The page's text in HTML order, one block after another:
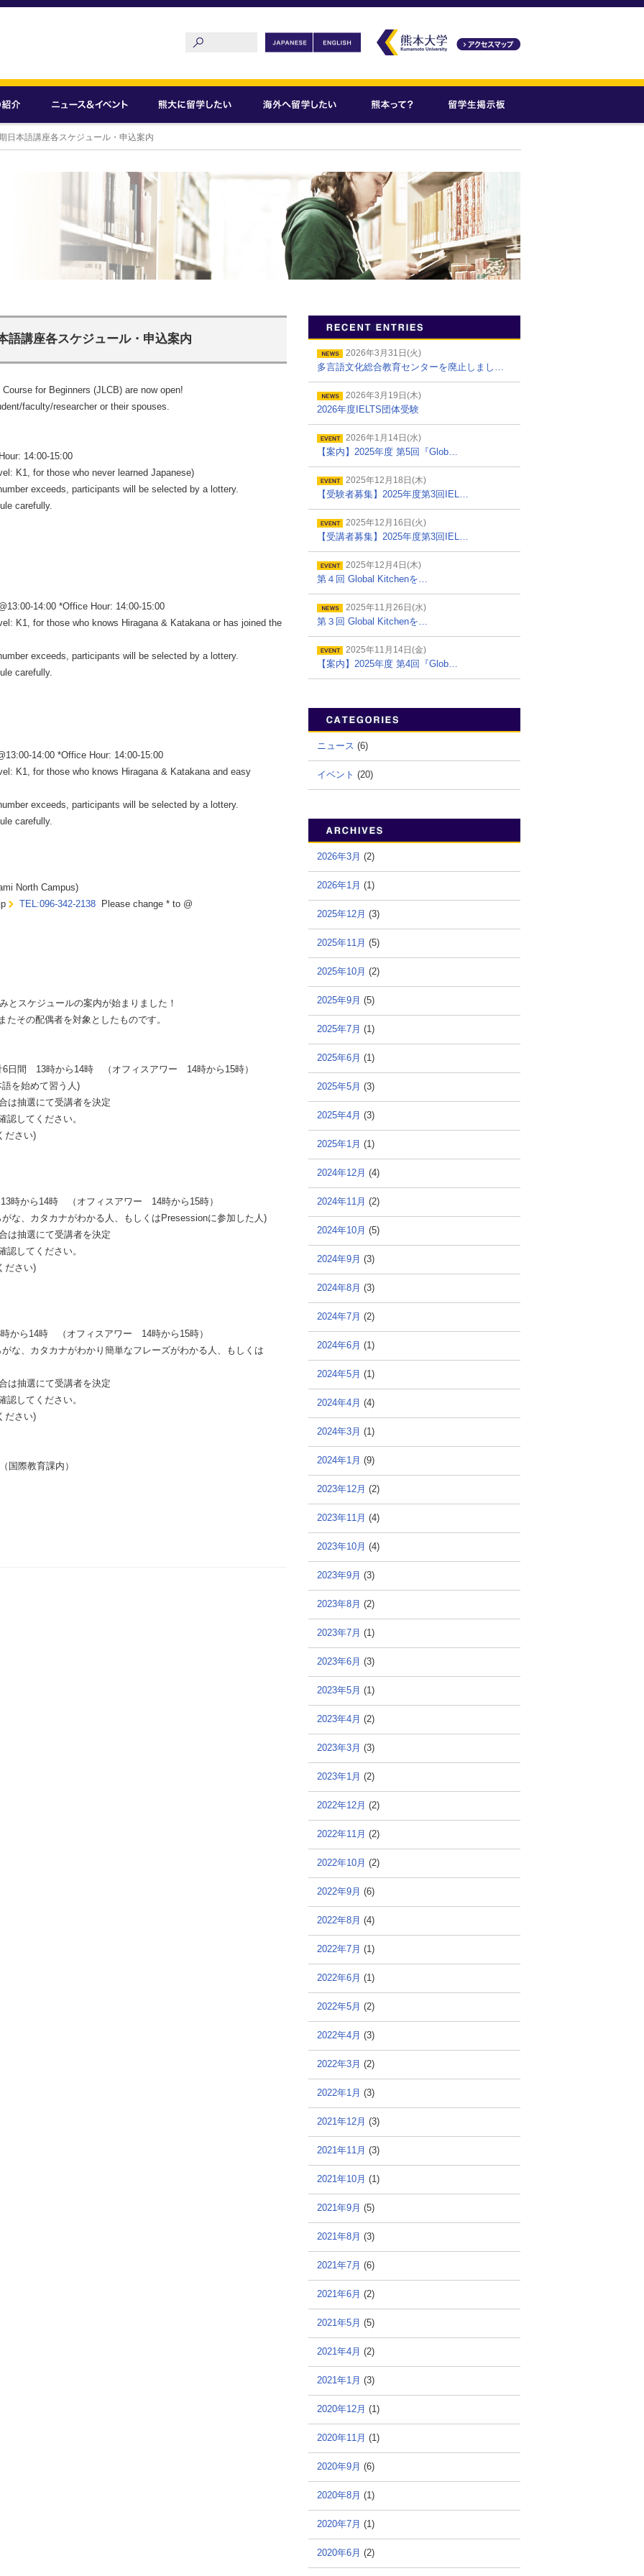
日本語講座各スケジュール・申込案内
語講座各スケジュール・申込案内
for Beginners (JLCB) are now open!
faculty/researcher or their spouses.
14:00-15:00
K1, for those who never learned Japanese)
exceeds, participants will be selected by a lottery.
carefully.
14:00 *Office Hour: 14:00-15:00
K1, for those who knows Hiragana & Katakana or has joined the
exceeds, participants will be selected by a lottery.
carefully.
14:00 *Office Hour: 14:00-15:00
K1, for those who knows Hiragana & Katakana and easy
exceeds, participants will be selected by a lottery.
carefully.
North Campus)
TEL:096-342-2138 Please change * to @
とスケジュールの案内が始まりました！
その配偶者を対象としたものです。
6日間 13時から14時 （オフィスアワー 14時から15時）
を始めて習う人)
抽選にて受講者を決定
してください。
ださい)
時から14時 （オフィスアワー 14時から15時）
な、カタカナがわかる人、もしくはPresessionに参加した人)
抽選にて受講者を決定
してください。
ださい)
から14時 （オフィスアワー 14時から15時）
な、カタカナがわかり簡単なフレーズがわかる人、もしくは
抽選にて受講者を決定
してください。
ださい)
（国際教育課内）
2026年3月31日(火)
多言語文化総合教育センターを廃止しまし…
2026年3月19日(木)
2026年度IELTS団体受験
2026年1月14日(水)
【案内】2025年度 第5回『Glob…
2025年12月18日(木)
【受験者募集】2025年度第3回IEL…
2025年12月16日(火)
【受講者募集】2025年度第3回IEL…
2025年12月4日(木)
第４回 Global Kitchenを…
2025年11月26日(水)
第３回 Global Kitchenを…
2025年11月14日(金)
【案内】2025年度 第4回『Glob…
ニュース (6)
イベント (20)
2026年3月 (2)
2026年1月 (1)
2025年12月 (3)
2025年11月 (5)
2025年10月 (2)
2025年9月 (5)
2025年7月 (1)
2025年6月 (1)
2025年5月 (3)
2025年4月 (3)
2025年1月 (1)
2024年12月 (4)
2024年11月 (2)
2024年10月 (5)
2024年9月 (3)
2024年8月 (3)
2024年7月 (2)
2024年6月 (1)
2024年5月 (1)
2024年4月 (4)
2024年3月 (1)
2024年1月 (9)
2023年12月 (2)
2023年11月 (4)
2023年10月 (4)
2023年9月 (3)
2023年8月 (2)
2023年7月 (1)
2023年6月 (3)
2023年5月 (1)
2023年4月 (2)
2023年3月 (3)
2023年1月 (2)
2022年12月 (2)
2022年11月 (2)
2022年10月 (2)
2022年9月 (6)
2022年8月 (4)
2022年7月 (1)
2022年6月 (1)
2022年5月 (2)
2022年4月 (3)
2022年3月 (2)
2022年1月 (3)
2021年12月 (3)
2021年11月 (3)
2021年10月 (1)
2021年9月 (5)
2021年8月 (3)
2021年7月 (6)
2021年6月 (2)
2021年5月 (5)
2021年4月 (2)
2021年1月 (3)
2020年12月 (1)
2020年11月 (1)
2020年9月 (6)
2020年8月 (1)
2020年7月 (1)
2020年6月 (2)